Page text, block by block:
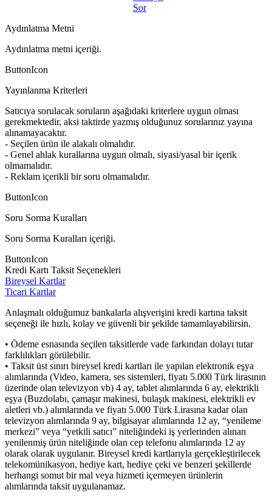
Sor
Aydınlatma Metni
Aydınlatma metni içeriği.
ButtonIcon
Yayınlanma Kriterleri
Satıcıya sorulacak soruların aşağıdaki kriterlere uygun olması
gerekmektedir, aksi taktirde yazmış olduğunuz sorularınız yayına
alınamayacaktır.
- Seçilen ürün ile alakalı olmalıdır.
- Genel ahlak kurallarına uygun olmalı, siyasi/yasal bir içerik
olmamalıdır.
- Reklam içerikli bir soru olmamalıdır.
ButtonIcon
Soru Sorma Kuralları
Soru Sorma Kuralları içeriği.
ButtonIcon
Kredi Kartı Taksit Seçenekleri
Bireysel Kartlar
Ticari Kartlar
Anlaşmalı olduğumuz bankalarla alışverişini kredi kartına taksit
seçeneği ile hızlı, kolay ve güvenli bir şekilde tamamlayabilirsin.
• Ödeme esnasında seçilen taksitlerde vade farkından dolayı tutar
farklılıkları görülebilir.
• Taksit üst sınırı bireysel kredi kartları ile yapılan elektronik eşya
alımlarında (Video, kamera, ses sistemleri, fiyatı 5.000 Türk lirasının
üzerinde olan televizyon vb) 4 ay, tablet alımlarında 6 ay, elektrikli
eşya (Buzdolabı, çamaşır makinesi, bulaşık makinesi, elektrikli ev
aletleri vb.) alımlarında ve fiyatı 5.000 Türk Lirasına kadar olan
televizyon alımlarında 9 ay, bilgisayar alımlarında 12 ay, “yenileme
merkezi” veya “yetkili satıcı” niteliğindeki iş yerlerinden alınan
yenilenmiş ürün niteliğinde olan cep telefonu alımlarında 12 ay
olarak olarak uygulanır. Bireysel kredi kartlarıyla gerçekleştirilecek
telekomünikasyon, hediye kart, hediye çeki ve benzeri şekillerde
herhangi somut bir mal veya hizmeti içermeyen ürünlerin
alımlarında taksit uygulanamaz.